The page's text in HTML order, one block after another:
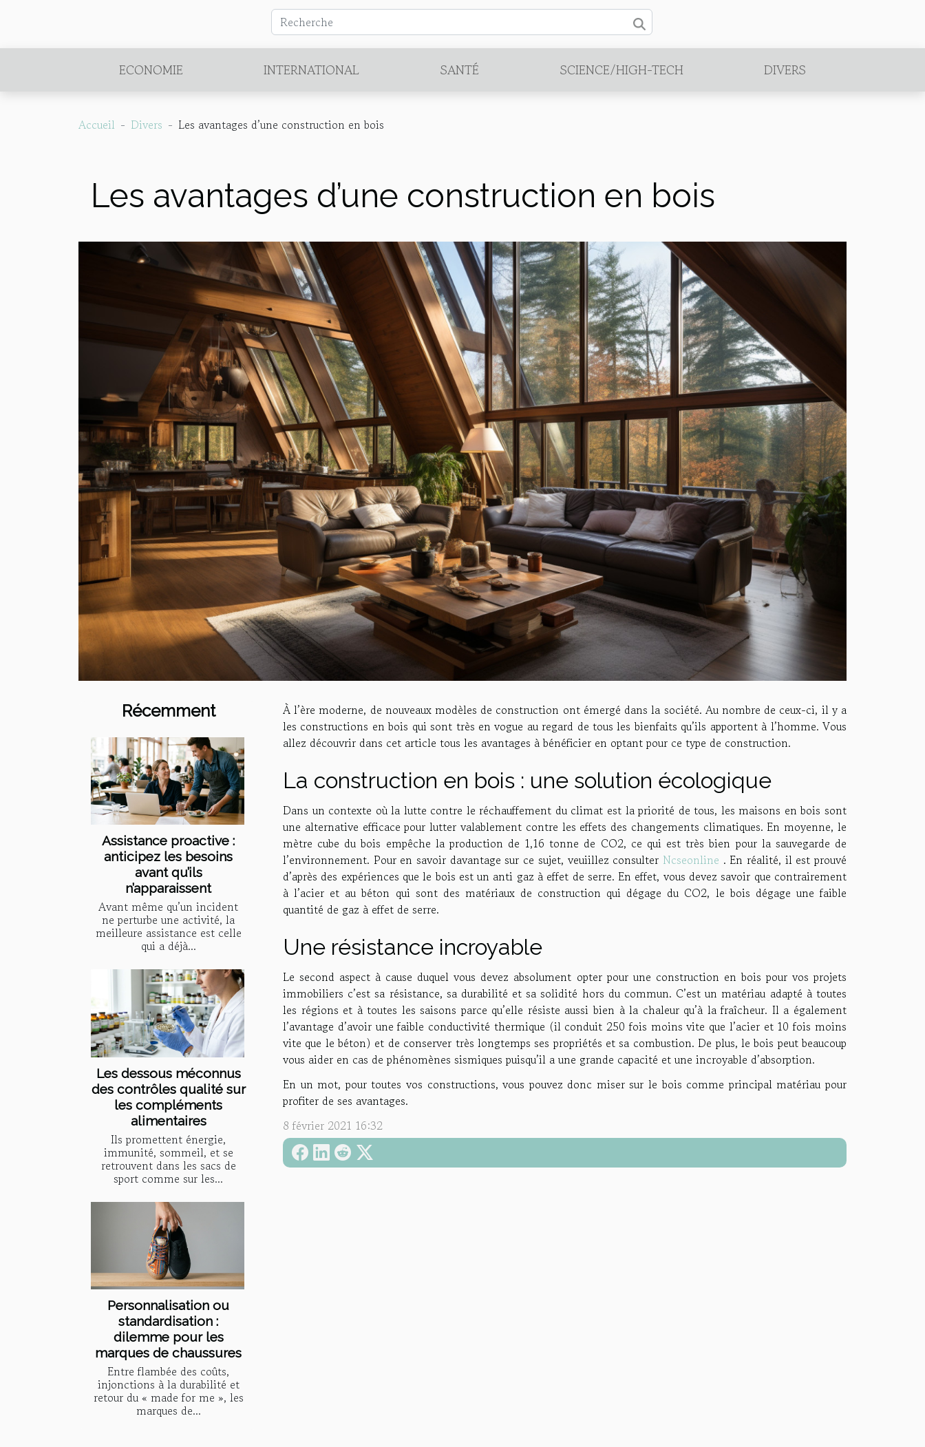
ECONOMIE INTERNATIONAL SANTÉ SCIENCE/HIGH-TECH DIVERS
Accueil Divers Les avantages d’une construction en bois
Les avantages d’une construction en bois
Récemment
Assistance proactive :
anticipez les besoins
avant qu’ils
n’apparaissent
Avant même qu’un incident
ne perturbe une activité, la
meilleure assistance est celle
qui a déjà...
Les dessous méconnus
des contrôles qualité sur
les compléments
alimentaires
Ils promettent énergie,
immunité, sommeil, et se
retrouvent dans les sacs de
sport comme sur les...
Personnalisation ou
standardisation :
dilemme pour les
marques de chaussures
Entre flambée des coûts,
injonctions à la durabilité et
retour du « made for me », les
marques de...
À l’ère moderne, de nouveaux modèles de construction ont émergé dans la société. Au nombre de ceux-ci, il y a
les constructions en bois qui sont très en vogue au regard de tous les bienfaits qu’ils apportent à l’homme. Vous
allez découvrir dans cet article tous les avantages à bénéficier en optant pour ce type de construction.
La construction en bois : une solution écologique
Dans un contexte où la lutte contre le réchauffement du climat est la priorité de tous, les maisons en bois sont
une alternative efficace pour lutter valablement contre les effets des changements climatiques. En moyenne, le
mètre cube du bois empêche la production de 1,16 tonne de CO2, ce qui est très bien pour la sauvegarde de
l’environnement. Pour en savoir davantage sur ce sujet, veuiillez consulter Ncseonline . En réalité, il est prouvé
d’après des expériences que le bois est un anti gaz à effet de serre. En effet, vous devez savoir que contrairement
à l’acier et au béton qui sont des matériaux de construction qui dégage du CO2, le bois dégage une faible
quantité de gaz à effet de serre.
Une résistance incroyable
Le second aspect à cause duquel vous devez absolument opter pour une construction en bois pour vos projets
immobiliers c’est sa résistance, sa durabilité et sa solidité hors du commun. C’est un matériau adapté à toutes
les régions et à toutes les saisons parce qu’elle résiste aussi bien à la chaleur qu’à la fraîcheur. Il a également
l’avantage d’avoir une faible conductivité thermique (il conduit 250 fois moins vite que l’acier et 10 fois moins
vite que le béton) et de conserver très longtemps ses propriétés et sa combustion. De plus, le bois peut beaucoup
vous aider en cas de phénomènes sismiques puisqu’il a une grande capacité et une incroyable d’absorption.
En un mot, pour toutes vos constructions, vous pouvez donc miser sur le bois comme principal matériau pour
profiter de ses avantages.
8 février 2021 16:32